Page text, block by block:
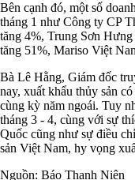
Bên cạnh đó, một số
tháng 1 như Công ty CP
tăng 4%, Trung Sơn
tăng 51%, Mariso Việt
Bà Lê Hằng, Giám đốc
nay, xuất khẩu thủy sản
cùng kỳ năm ngoái. Tuy
tháng 3 - 4, cùng với sự
Quốc cũng như sự điều
sản Việt Nam, hy vọng
Nguồn: Báo Thanh Niên